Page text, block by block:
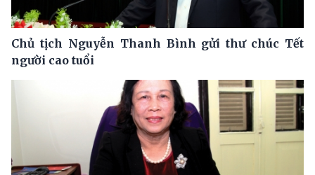
Chủ tịch Nguyễn Thanh Bình gửi thư chúc Tết
người cao tuổi